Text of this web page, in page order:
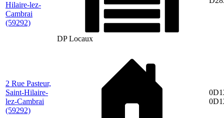
Hilaire-lez-
Cambrai
(59292)
DP Locaux
2 Rue Pasteur,
Saint-Hilaire-
lez-Cambrai
(59292)